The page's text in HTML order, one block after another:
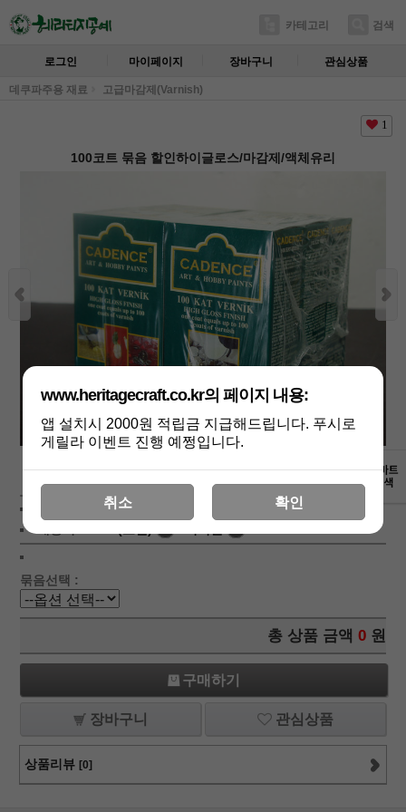
카테고리 검색
로그인 마이페이지 장바구니 관심상품
데쿠파주용 재료 고급마감제(Varnish)
1
100코트 묶음 할인하이글로스/마감제/액체유리
상세보기
45,000
묶음선택 :
총 상품 금액 0 원
구매하기
장바구니 관심상품
상품리뷰 [0]
www.heritagecraft.co.kr의 페이지 내용:
앱 설치시 2000원 적립금 지급해드립니다. 푸시로
게릴라 이벤트 진행 예쩡입니다.
취소 확인